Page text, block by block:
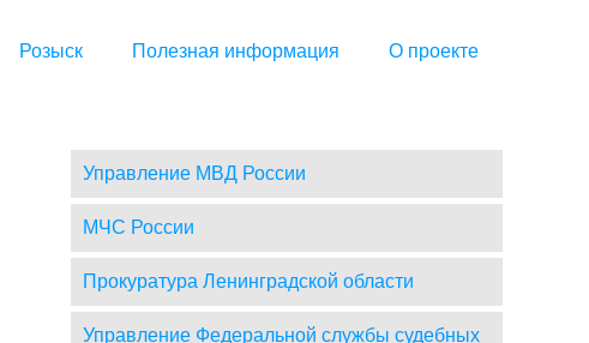
Розыск Полезная информация О проекте
Управление МВД России
МЧС России
Прокуратура Ленинградской области
Управление Федеральной службы судебных